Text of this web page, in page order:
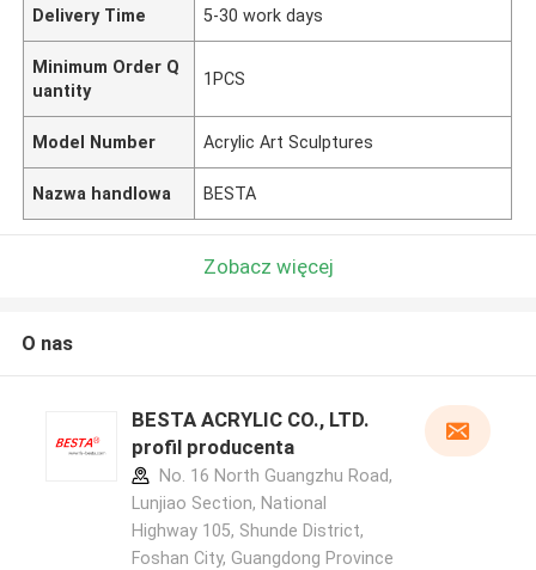
Delivery Time 5-30 work days
Minimum Order Q
uantity
1PCS
Model Number Acrylic Art Sculptures
Nazwa handlowa BESTA
Zobacz więcej
O nas
BESTA ACRYLIC CO., LTD.
profil producenta
No. 16 North Guangzhu Road,
Lunjiao Section, National
Highway 105, Shunde District,
Foshan City, Guangdong Province